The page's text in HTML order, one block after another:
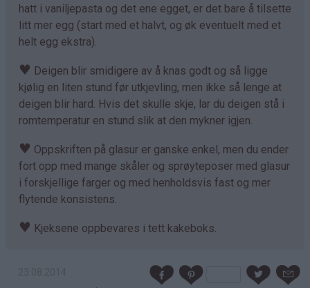
hatt i vaniljepasta og det ene egget, er det bare å tilsette
litt mer egg (start med et halvt, og øk eventuelt med et
helt egg ekstra).
♥ Deigen blir smidigere av å knas godt og så ligge
kjølig en liten stund før utkjevling, men ikke så lenge at
deigen blir hard. Hvis det skulle skje, lar du deigen stå i
romtemperatur en stund slik at den mykner igjen.
♥ Oppskriften på glasur er ganske enkel, men du ender
fort opp med mange skåler og sprøyteposer med glasur
i forskjellige farger og med henholdsvis fast og mer
flytende konsistens.
♥ Kjeksene oppbevares i tett kakeboks.